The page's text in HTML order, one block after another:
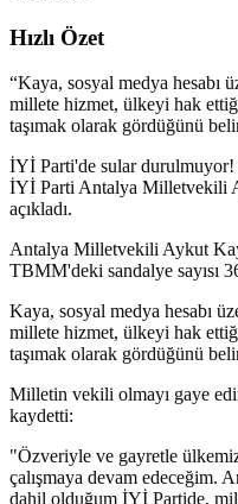
Hızlı Özet
“Kaya, sosyal medya hesabı
millete hizmet, ülkeyi hak
taşımak olarak gördüğünü
İYİ Parti'de sular
İYİ Parti Antalya Milletvekili
açıkladı.
Antalya Milletvekili Aykut
TBMM'deki sandalye sayısı
Kaya, sosyal medya hesabı
millete hizmet, ülkeyi hak
taşımak olarak gördüğünü
Milletin vekili olmayı gaye
kaydetti:
"Özveriyle ve gayretle
çalışmaya devam edeceğim.
dahil olduğum İYİ Partide,